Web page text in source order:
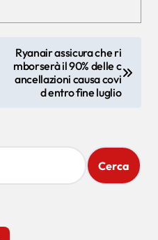
Ryanair assicura che ri
mborserà il 90% delle c
ancellazioni causa covi
d entro fine luglio